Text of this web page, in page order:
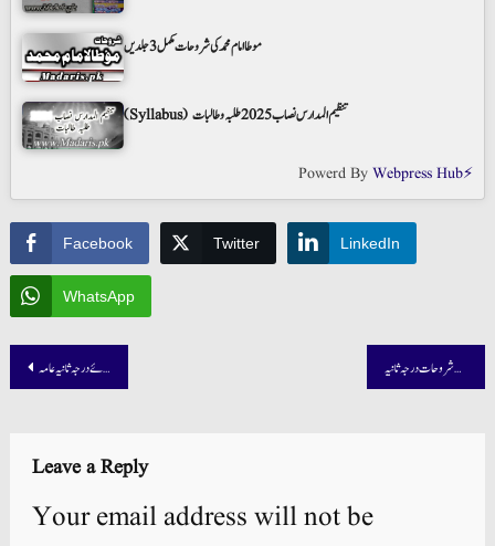
موطا امام محمد کی شروحات مکمل 3 جلدیں
(Syllabus) تنظیم المدارس نصاب 2025 طلبہ و طالبات
Powerd ByWebpress Hub⚡
Facebook Twitter LinkedIn
WhatsApp
Post
ہدایۃ النحو شروحات برائے درجہ ثانیہ عامہ تیسیر المنطق شروحات درجہ ثانیہ
Leave a Reply
Your email address will not be